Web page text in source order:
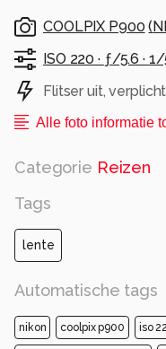
COOLPIX P900 (
ISO 220 · ƒ/5.6 · 1/
Flitser uit,
Alle foto informatie
Categorie Reizen
Tags
lente
Automatische tags
nikon coolpix p900 iso